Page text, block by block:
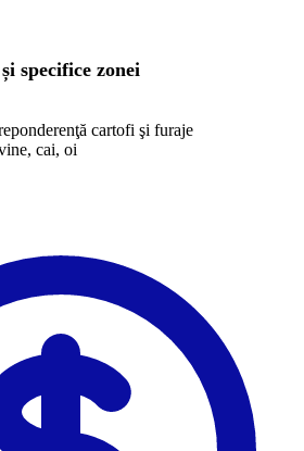
specifice zonei
cartofi şi furaje
cai, oi